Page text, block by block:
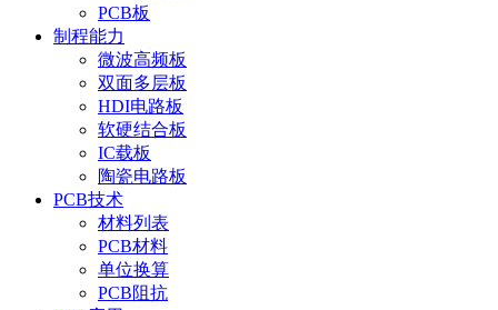
PCB板
制程能力
微波高频板
双面多层板
HDI电路板
软硬结合板
IC载板
陶瓷电路板
PCB技术
材料列表
PCB材料
单位换算
PCB阻抗